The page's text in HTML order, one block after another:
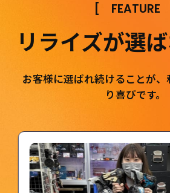
[ FEATURE
リライズが選
お客様に選ばれ続けることが
り喜びです。